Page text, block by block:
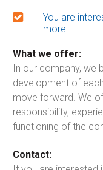
You are
more
What we offer:
In our company, we
development of
move forward. We
responsibility,
functioning of the
Contact: